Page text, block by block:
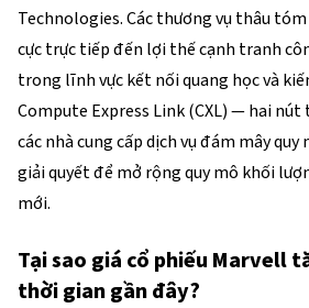
Technologies. Các thương vụ thâu
cực trực tiếp đến lợi thế cạnh tranh
trong lĩnh vực kết nối quang học và
Compute Express Link (CXL) — hai
các nhà cung cấp dịch vụ đám mây
giải quyết để mở rộng quy mô khối
mới.
Tại sao giá cổ phiếu Marvell
thời gian gần đây?